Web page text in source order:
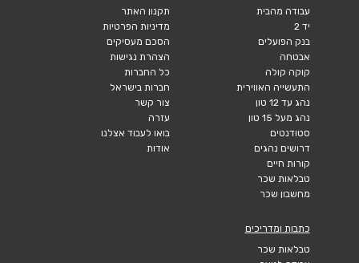
עבודה מהבית
יד 2
בנק הפועלים
אבטחה
קוקה קולה
התעשייה האווירית
נהג עד 12 טון
נהג מעל 15 טון
סטודנטים
דרושים נהגים
קורות חיים
טבלאות שכר
מחשבון שכר
תקנון האתר
מדיניות הפרטיות
הסכם מעסיקים
הצהרת נגישות
כל החברות
חברות בישראל
צור קשר
עזרה
בואו לעבוד אצלנו
אודות
כתבות ומדריכים
טבלאות שכר